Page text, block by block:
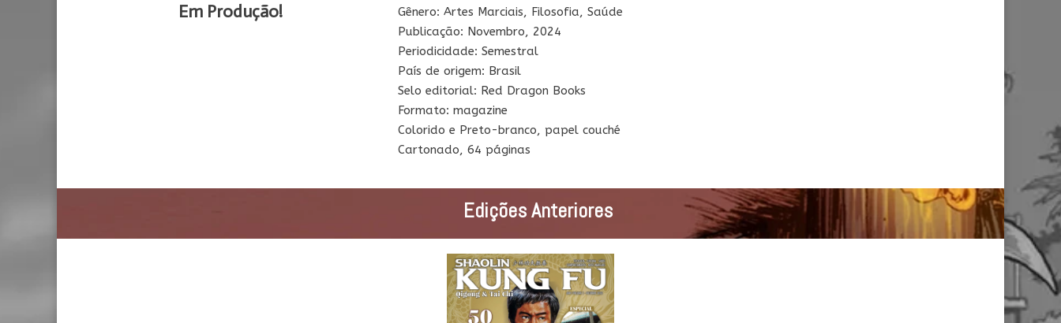
Em Produção!
Gênero: Artes Marciais, Filosofia, Saúde
Publicação: Novembro, 2024
Periodicidade: Semestral
País de origem: Brasil
Selo editorial: Red Dragon Books
Formato: magazine
Colorido e Preto-branco, papel couché
Cartonado, 64 páginas
Edições Anteriores